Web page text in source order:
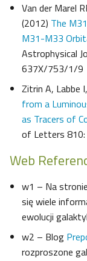
Van der Marel
(2012) The
M31-M33
Astrophysical
637X/753/1/9
Zitrin A, Labbe
from a
as Tracers of
of Letters
Web
w1 – Na
się wiele
ewolucji
w2 – Blog
rozproszone